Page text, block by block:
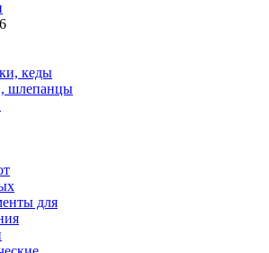
кеды
шлепанцы
для